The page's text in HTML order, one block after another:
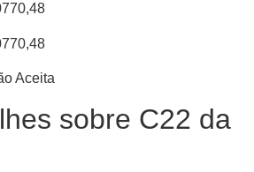
Aceita
sobre C22 da